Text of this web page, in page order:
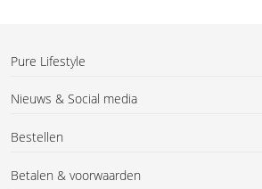
Pure Lifestyle
Nieuws & Social media
Bestellen
Betalen & voorwaarden